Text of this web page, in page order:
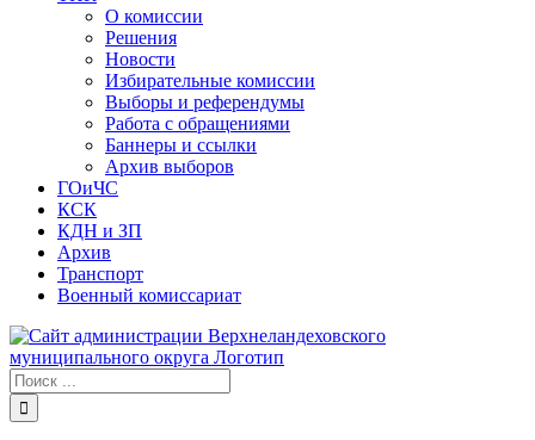
О комиссии
Решения
Новости
Избирательные комиссии
Выборы и референдумы
Работа с обращениями
Баннеры и ссылки
Архив выборов
ГОиЧС
КСК
КДН и ЗП
Архив
Транспорт
Военный комиссариат
Результат
поиска: